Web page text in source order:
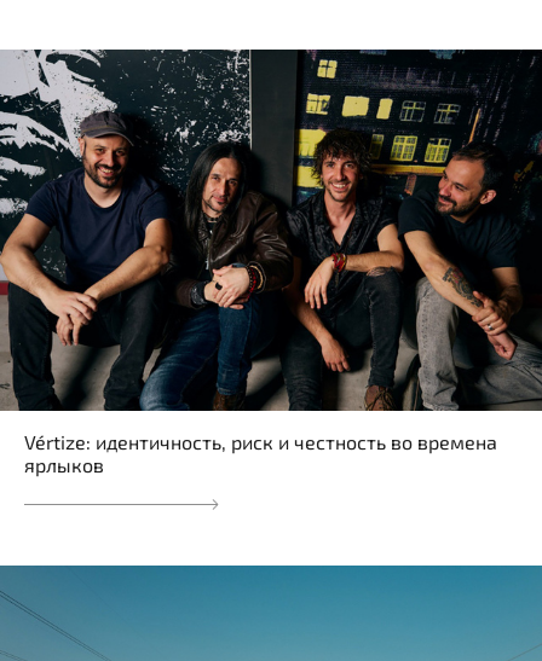
Vértize: идентичность, риск и честность во времена
ярлыков